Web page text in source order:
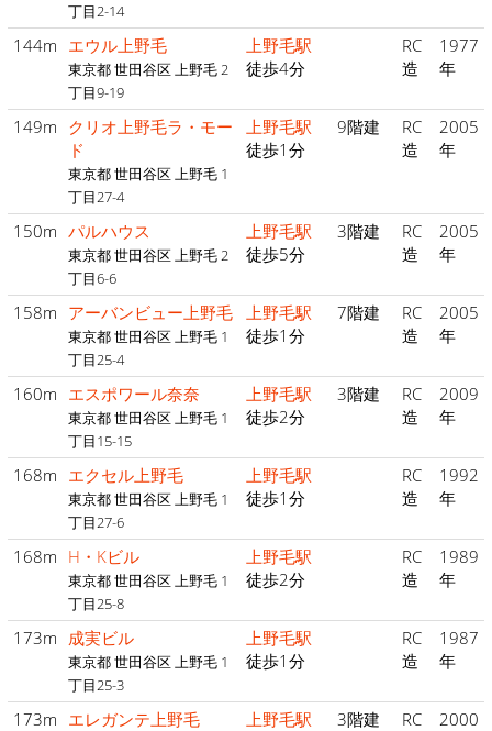
丁目2-14
144m エウル上野毛
東京都 世田谷区 上野毛 2
丁目9-19
上野毛駅
徒歩4分
RC
造
1977
年
149m クリオ上野毛ラ・モー
ド
東京都 世田谷区 上野毛 1
丁目27-4
上野毛駅
徒歩1分
9階建
RC
造
2005
年
150m パルハウス
東京都 世田谷区 上野毛 2
丁目6-6
上野毛駅
徒歩5分
3階建
RC
造
2005
年
158m アーバンビュー上野毛
東京都 世田谷区 上野毛 1
丁目25-4
上野毛駅
徒歩1分
7階建
RC
造
2005
年
160m エスポワール奈奈
東京都 世田谷区 上野毛 1
丁目15-15
上野毛駅
徒歩2分
3階建
RC
造
2009
年
168m エクセル上野毛
東京都 世田谷区 上野毛 1
丁目27-6
上野毛駅
徒歩1分
RC
造
1992
年
168m H・Kビル
東京都 世田谷区 上野毛 1
丁目25-8
上野毛駅
徒歩2分
RC
造
1989
年
173m 成実ビル
東京都 世田谷区 上野毛 1
丁目25-3
上野毛駅
徒歩1分
RC
造
1987
年
173m エレガンテ上野毛 上野毛駅 3階建 RC 2000